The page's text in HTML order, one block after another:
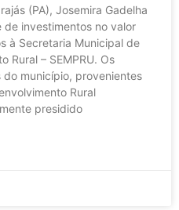
(PA), Josemira Gadelha
de investimentos no valor
à Secretaria Municipal de
Rural – SEMPRU. Os
do município, provenientes
Rural
presidido